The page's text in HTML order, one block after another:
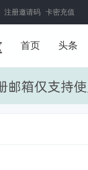
注册邀请码 卡密充值
首页 头条